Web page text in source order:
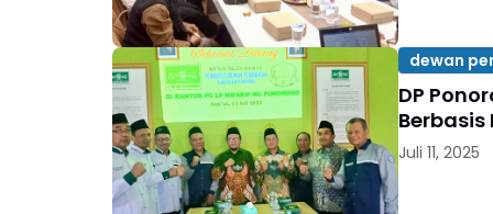
dewan
DP
Juli 11, 2025